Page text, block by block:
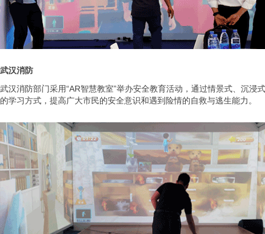
武汉消防
武汉消防部门采用“AR智慧教室”举办安全教育活动，通过情景式、沉浸
的学习方式，提高广大市民的安全意识和遇到险情的自救与逃生能力。